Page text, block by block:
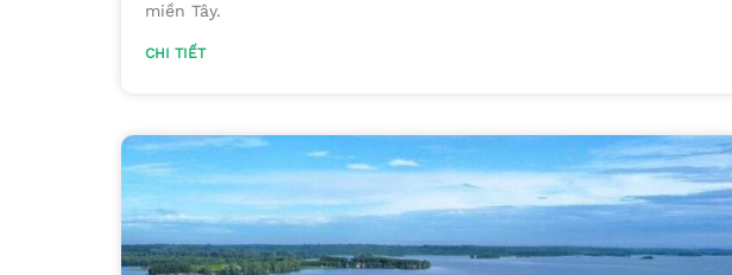
miền Tây.
CHI TIẾT